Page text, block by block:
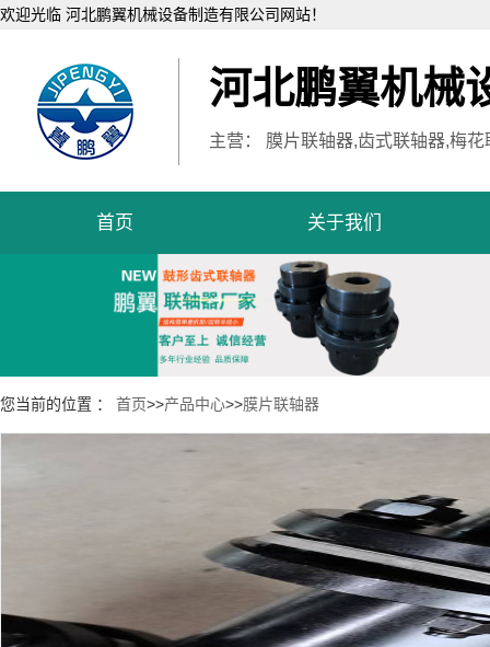
欢迎光临 河北鹏翼机械设备制造有限公司网站！
河北鹏翼机械
主营： 膜片联轴器,齿式联轴器,梅
首页 关于我们
您当前的位置 ： 首页>>产品中心>>膜片联轴器